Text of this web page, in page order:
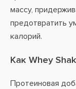
массу,
предотвратить
калорий.
Как Whey
Протеиновая